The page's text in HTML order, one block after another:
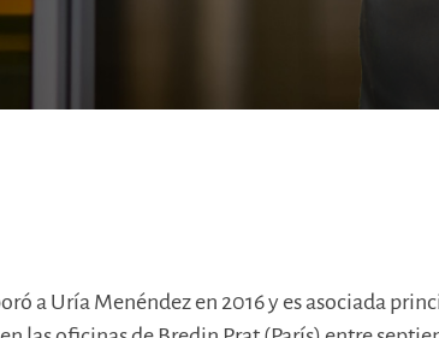
a Uría Menéndez en 2016 y es asociada